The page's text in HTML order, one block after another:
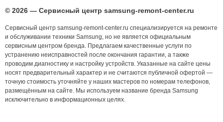
© 2026 — Сервисный центр samsung-remont-center.ru
Сервисный центр samsung-remont-center.ru специализируется на ремонте
и обслуживании техники Samsung, но не является официальным
сервисным центром бренда. Предлагаем качественные услуги по
устранению неисправностей после окончания гарантии, а также
проводим диагностику и настройку устройств. Указанные на сайте цены
носят предварительный характер и не считаются публичной офертой —
точную стоимость уточняйте у наших мастеров по номерам телефонов,
размещённым на сайте. Мы используем название бренда Samsung
исключительно в информационных целях.